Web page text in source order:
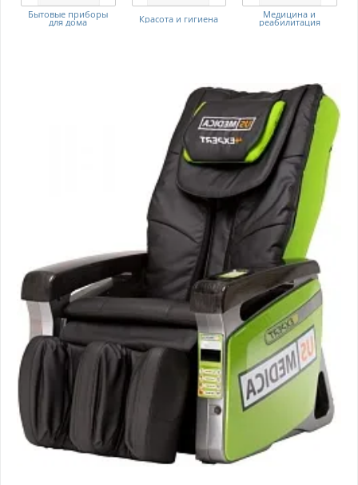
Бытовые приборы
для дома Красота и гигиена Медицина и
реабилитация